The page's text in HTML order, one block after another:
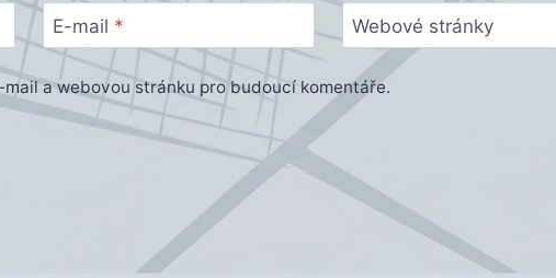
E-mail * Webové stránky
a webovou stránku pro budoucí komentáře.